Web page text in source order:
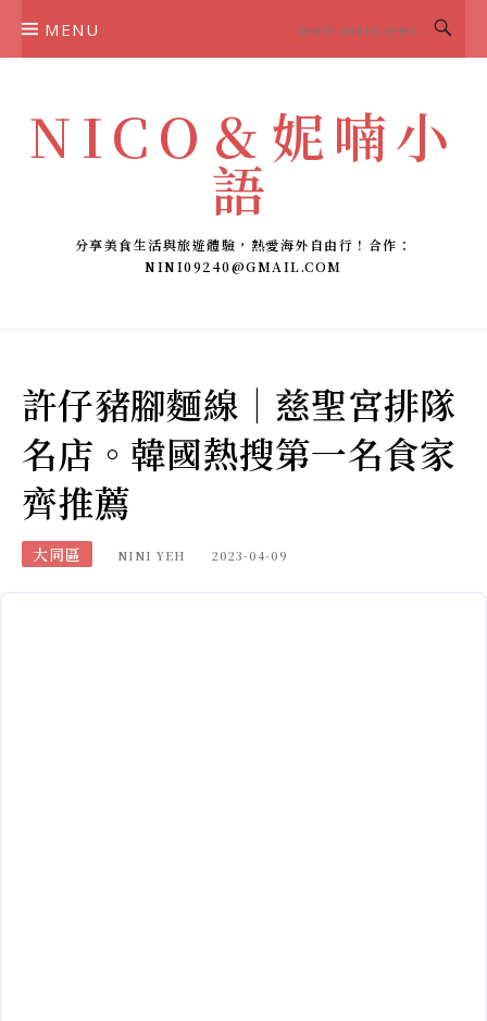
MENU
NICO＆妮喃小
語
分享美食生活與旅遊體驗，熱愛海外自由行！合作：
NINI09240@GMAIL.COM
許仔豬腳麵線｜慈聖宮排隊
名店。韓國熱搜第一名食家
齊推薦
大同區 NINI YEH 2023-04-09